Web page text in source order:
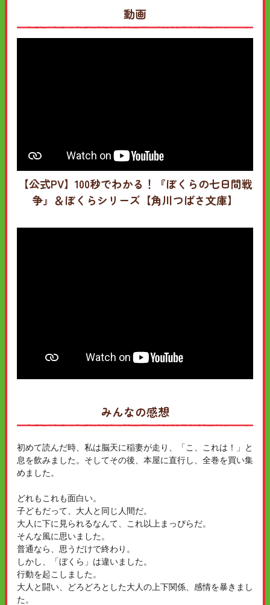
動画
【公式PV】100秒でわかる！『ぼくらの七日間戦
争』＆ぼくらシリーズ【角川つばさ文庫】
みんなの感想
初めて読んだ時、私は脳天に稲妻が走り、「こ、これは！」と
息を飲みました。そしてその後、本屋に直行し、全巻を買い集
めました。
どれもこれも面白い。
子どもだって、大人と同じ人間だ。
大人に下に見られるなんて、これ以上まっぴらだ。
そんな風に思いました。
普通なら、思うだけで終わり。
しかし、「ぼくら」は違いました。
行動を起こしました。
大人と闘い、どろどろとした大人の上下関係、感情を暴きまし
た。